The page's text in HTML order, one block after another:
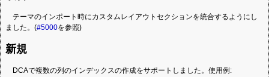
テーマのインポート時にカスタムレイアウトセクションを統合するようにし
ました。(#5000を参照)
新規
DCAで複数の列のインデックスの作成をサポートしました。使用例: